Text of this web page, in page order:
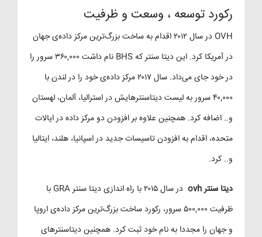
رکورد توسعه ، وسعت و ظرفیت
OVH در سال ۲۰۱۲ اقدام به ساخت بزرگ‌ترین مرکز داده‌ی جهان
در آمریکا کرد. این دیتا سنتر که BHS نام داشت ۳۶۰,۰۰۰ سرور را
در خود جای می‌داد. سال ۲۰۱۷ مرکز داده‌ی خود را در لندن با
۴۰,۰۰۰ سرور به لیست دیتاسنترهایش در استرالیا، آلمان، لهستان
و.. اضافه کرد. همچنین علاوه بر افزودن دو مرکز داده در ایالات
متحده، اقدام به افزودن تاسیسات جدید در اسپانیا، هلند، ایتالیا
و.. کرد.
دیتا سنتر ovh
در سال ۲۰۱۵ با راه اندازی دیتا سنتر GRA با
ظرفیت ۵۰۰,۰۰۰ سرور، رکورد ساخت بزرگ‌ترین مرکز داده‌ی اروپا
و جهان را مجددا به نام خود ثبت کرد. همچنین دیتاسنترهای